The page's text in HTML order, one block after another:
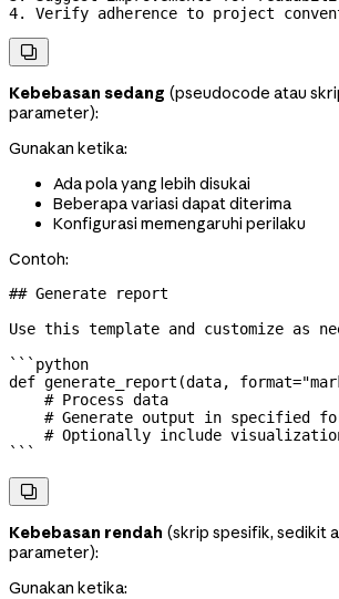
4.
Verify adherence to project

Kebebasan sedang (pseudocode atau
parameter):
Gunakan ketika:
Ada pola yang lebih disukai
Beberapa variasi dapat diterima
Konfigurasi memengaruhi perilaku
Contoh:
## Generate report
Use this template and customize as
```python
def generate_report (data, format=
    # Process data
# Generate output in specified
# Optionally include
```

Kebebasan rendah (skrip spesifik, sedikit
parameter):
Gunakan ketika: